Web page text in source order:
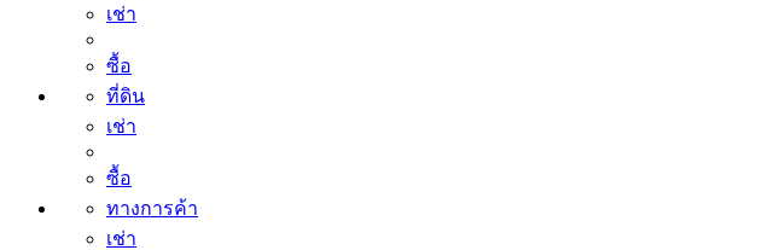
เช่า
ซื้อ
ที่ดิน
เช่า
ซื้อ
ทางการค้า
เช่า